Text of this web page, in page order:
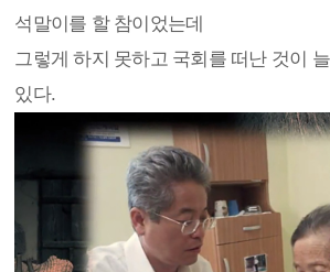
석말이를 할 참이었는데
그렇게 하지 못하고 국회를 떠난 것이
있다.